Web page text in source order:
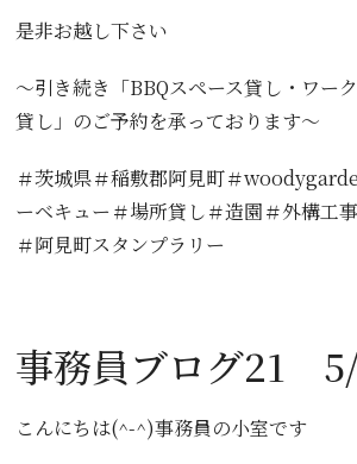
是非お越し下さい
〜引き続き「BBQスペース貸し・ワー
貸し」のご予約を承っております〜
＃茨城県＃稲敷郡阿見町＃
ーベキュー＃場所貸し＃造園＃外構工
＃阿見町スタンプラリー
事務員ブログ21
こんにちは(^-^)事務員の小室です